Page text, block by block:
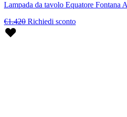
Lampada da tavolo Equatore Fontana
€1.420 Richiedi sconto